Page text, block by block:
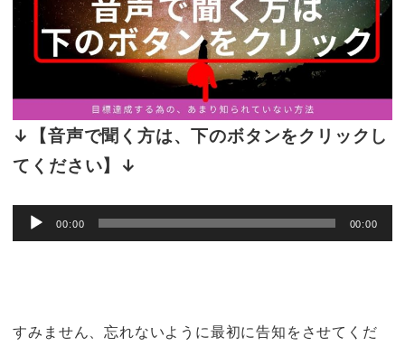
↓【音声で聞く方は、下のボタンをクリックし
てください】↓
音声プレーヤー
00:00 00:00
すみません、忘れないように最初に告知をさせてくだ